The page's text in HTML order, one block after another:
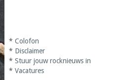
* Colofon
* Disclaimer
* Stuur jouw rocknieuws in
* Vacatures